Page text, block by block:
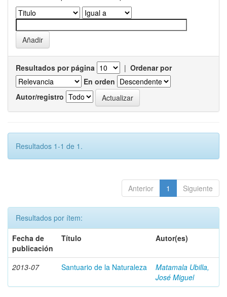
Resultados por página | Ordenar por
En orden
Autor/registro
Resultados 1-1 de 1.
Anterior 1 Siguiente
Resultados por ítem:
Fecha de
publicación
Título Autor(es)
2013-07 Santuario de la Naturaleza
Matamala Ubilla,
José Miguel